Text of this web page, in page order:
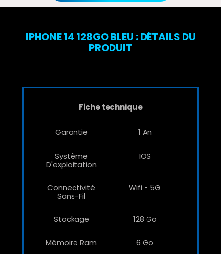
IPHONE 14 128GO BLEU : DÉTAILS DU
PRODUIT
Fiche technique
Garantie 1 An
Système
D'exploitation
IOS
Connectivité
Sans-Fil
Wifi - 5G
Stockage 128 Go
Mémoire Ram 6 Go